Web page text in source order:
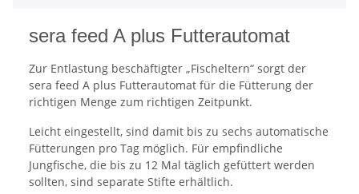
sera feed A plus Futterautomat
Zur Entlastung beschäftigter „Fischeltern“ sorgt der
sera feed A plus Futterautomat für die Fütterung der
richtigen Menge zum richtigen Zeitpunkt.
Leicht eingestellt, sind damit bis zu sechs automatische
Fütterungen pro Tag möglich. Für empfindliche
Jungfische, die bis zu 12 Mal täglich gefüttert werden
sollten, sind separate Stifte erhältlich.